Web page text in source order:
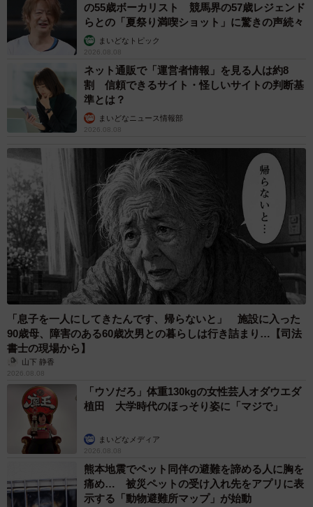
CGディレクターである飼い主さんは在宅勤務中、手が離せないことが多
いため、荷物の受け取りは「置き配指定」が必須なのだそう。Amazonの
配達員さんもきっとふわふわの番犬くんに会えるのを楽しみにしている
はず（画像提供：ポメラニアンのにんじゃさん @motopii0331）
みなさんお待たせしました。
Amazon配達員さんの新作届きました。
#dogs
#ポメラニ
アン
#Amazon #配達員さんの秀逸置き配画像
#いつもあ
りがとう
pic.twitter.com/FvIeO8BCW9
— ポメラニアンのにんじゃ (@motopii0331) March 5, 2023
の55歳ボーカリスト 競馬界の57歳レジェンド
らとの「夏祭り満喫ショット」に驚きの声続々
まいどなトピック
2026.08.08
ネット通販で「運営者情報」を見る人は約8
割 信頼できるサイト・怪しいサイトの判断基
準とは？
まいどなニュース情報部
2026.08.08
「息子を一人にしてきたんです、帰らないと」 施設に入った
90歳母、障害のある60歳次男との暮らしは行き詰まり…【司法
書士の現場から】
山下 静香
2026.08.08
「ウソだろ」体重130kgの女性芸人オダウエダ
植田 大学時代のほっそり姿に「マジで」
まいどなメディア
2026.08.08
熊本地震でペット同伴の避難を諦める人に胸を
痛め… 被災ペットの受け入れ先をアプリに表
示する「動物避難所マップ」が始動